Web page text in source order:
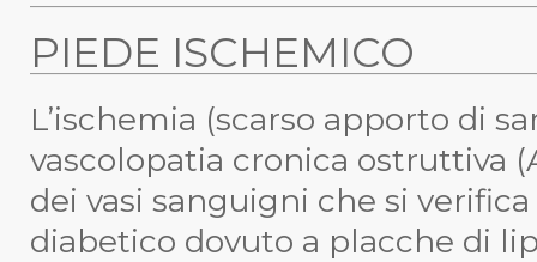
PIEDE ISCHEMICO
L’ischemia (scarso apporto di
vascolopatia cronica ostruttiva
dei vasi sanguigni che si
diabetico dovuto a placche di